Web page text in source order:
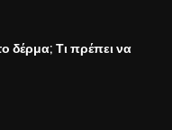
δέρμα; Τι πρέπει να